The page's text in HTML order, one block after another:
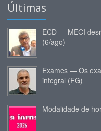
Últimas
ECD — MECI
(6/ago)
Exames — Os
integral (FG)
Modalidade de